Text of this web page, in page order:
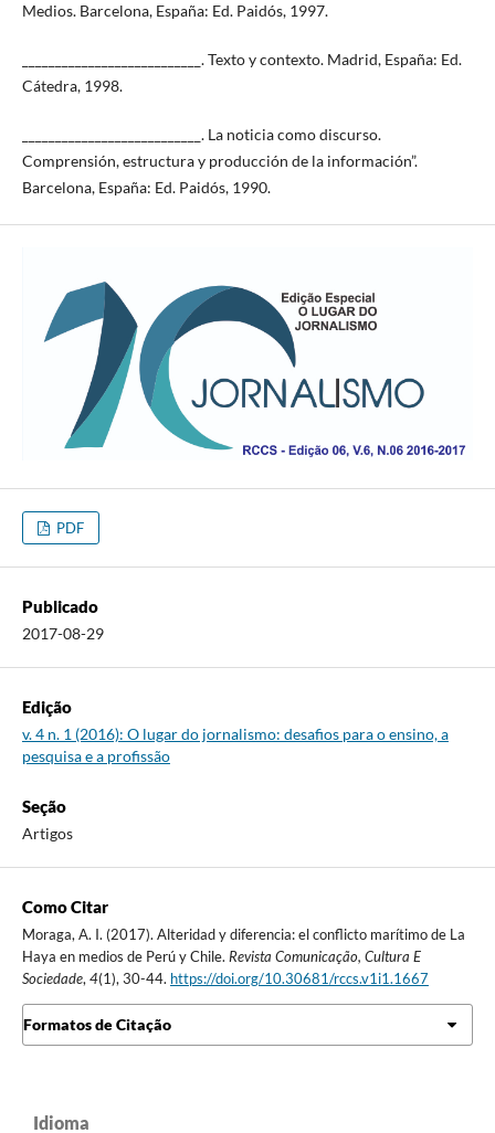
Medios. Barcelona, España: Ed. Paidós, 1997.
___________________________. Texto y contexto. Madrid, España: Ed.
Cátedra, 1998.
___________________________. La noticia como discurso.
Comprensión, estructura y producción de la información”.
Barcelona, España: Ed. Paidós, 1990.
PDF
Publicado
2017-08-29
Edição
v. 4 n. 1 (2016): O lugar do jornalismo: desafios para o ensino, a
pesquisa e a profissão
Seção
Artigos
Como Citar
Moraga, A. I. (2017). Alteridad y diferencia: el conflicto marítimo de La
Haya en medios de Perú y Chile. Revista Comunicação, Cultura E
Sociedade,4(1), 30-44. https://doi.org/10.30681/rccs.v1i1.1667
Formatos de Citação
Idioma